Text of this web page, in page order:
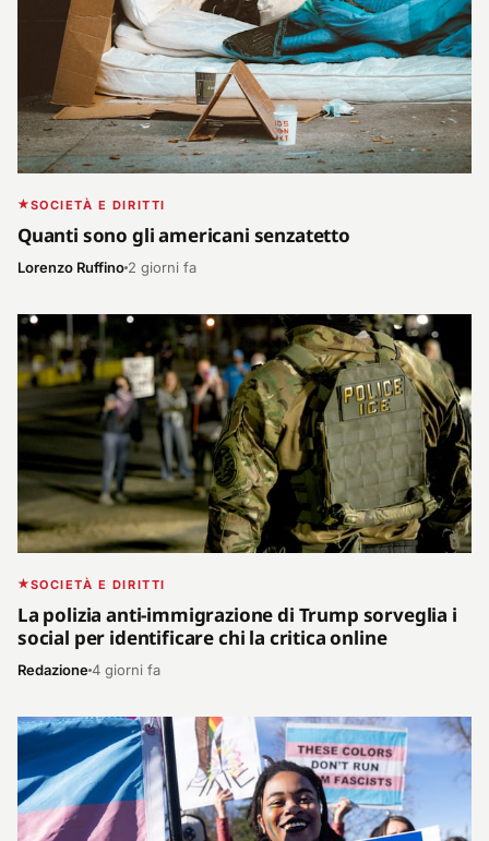
SOCIETÀ E DIRITTI
Quanti sono gli americani senzatetto
Lorenzo Ruffino 2 giorni fa
SOCIETÀ E DIRITTI
La polizia anti-immigrazione di Trump sorveglia i
social per identificare chi la critica online
Redazione4 giorni fa